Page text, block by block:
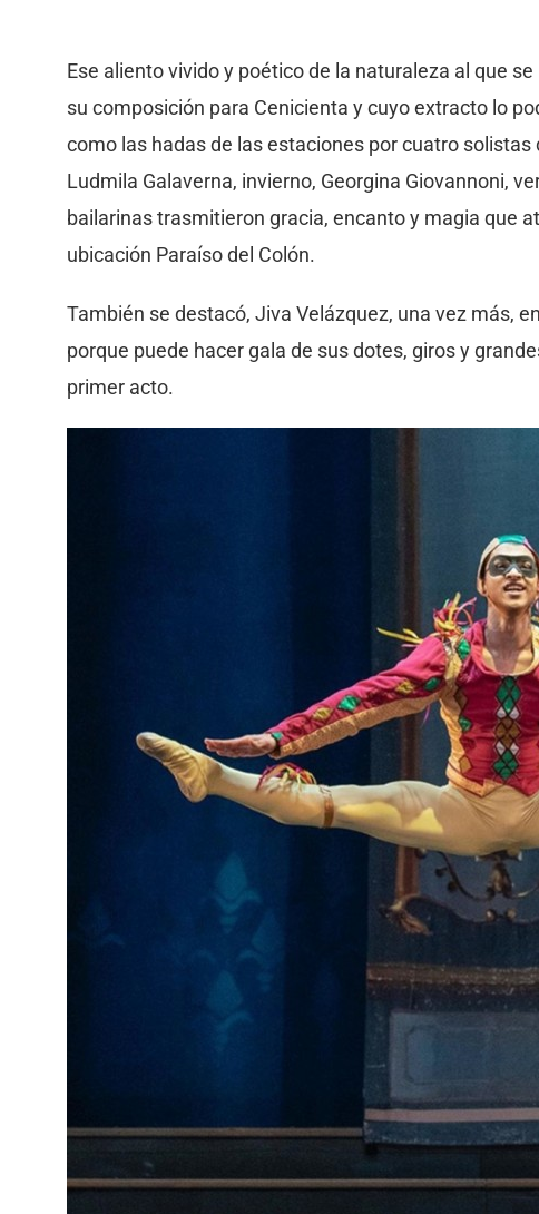
Ese aliento vivido y poético de la naturaleza al que
su composición para Cenicienta y cuyo extracto lo
como las hadas de las estaciones por cuatro
Ludmila Galaverna, invierno, Georgina Giovannoni,
bailarinas trasmitieron gracia, encanto y magia que
ubicación Paraíso del Colón.
También se destacó, Jiva Velázquez, una vez más,
porque puede hacer gala de sus dotes, giros y
primer acto.